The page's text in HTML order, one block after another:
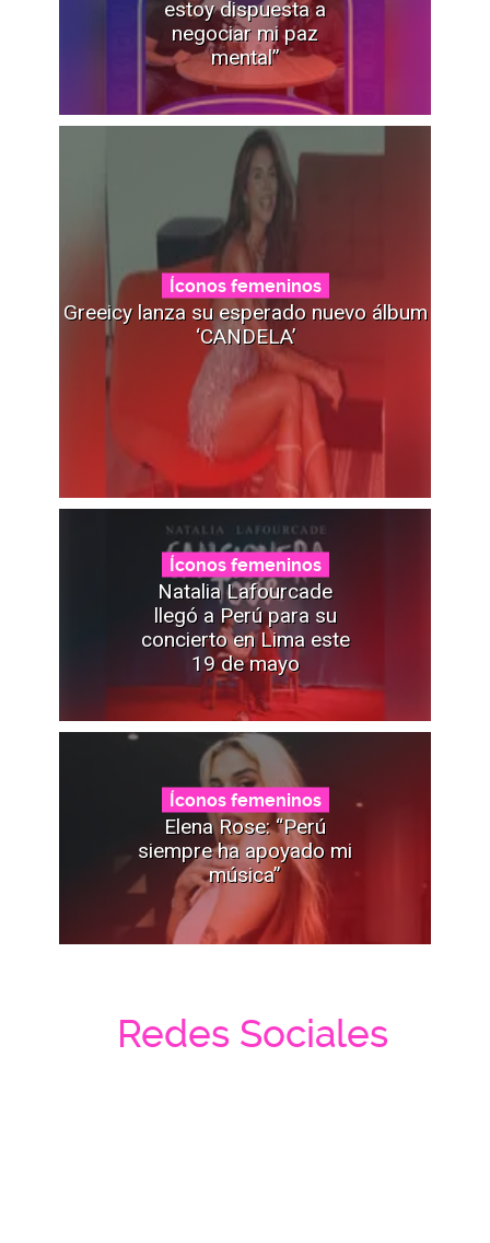
estoy dispuesta a
negociar mi paz
mental”
Íconos femeninos
Greeicy lanza su esperado nuevo álbum
‘CANDELA’
Íconos femeninos
Natalia Lafourcade
llegó a Perú para su
concierto en Lima este
19 de mayo
Íconos femeninos
Elena Rose: “Perú
siempre ha apoyado mi
música”
Redes Sociales